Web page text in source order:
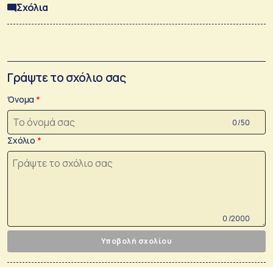
Σχόλια
Γράψτε το σχόλιο σας
Όνομα
0 /50
Σχόλιο
0 /2000
Υποβολή σχολίου